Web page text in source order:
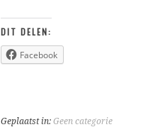
DIT DELEN:
Facebook
Geplaatst in: Geen categorie